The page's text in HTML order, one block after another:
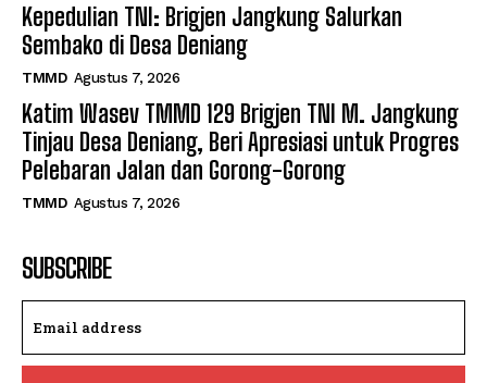
Kepedulian TNI: Brigjen Jangkung Salurkan
Sembako di Desa Deniang
TMMD Agustus 7, 2026
Katim Wasev TMMD 129 Brigjen TNI M. Jangkung
Tinjau Desa Deniang, Beri Apresiasi untuk Progres
Pelebaran Jalan dan Gorong-Gorong
TMMD Agustus 7, 2026
SUBSCRIBE